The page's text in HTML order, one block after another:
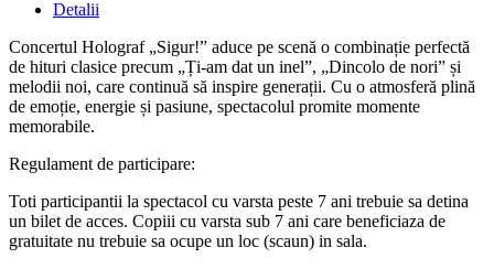
Detalii
Concertul Holograf „Sigur!” aduce pe scenă o combinație perfectă
de hituri clasice precum „Ți-am dat un inel”, „Dincolo de nori” și
melodii noi, care continuă să inspire generații. Cu o atmosferă plină
de emoție, energie și pasiune, spectacolul promite momente
memorabile.
Regulament de participare:
Toti participantii la spectacol cu varsta peste 7 ani trebuie sa detina
un bilet de acces. Copiii cu varsta sub 7 ani care beneficiaza de
gratuitate nu trebuie sa ocupe un loc (scaun) in sala.